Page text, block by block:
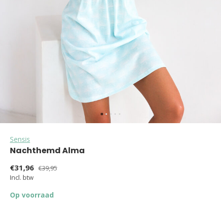
Sensis
Nachthemd Alma
€31,96 €39,95
Incl. btw
Op voorraad